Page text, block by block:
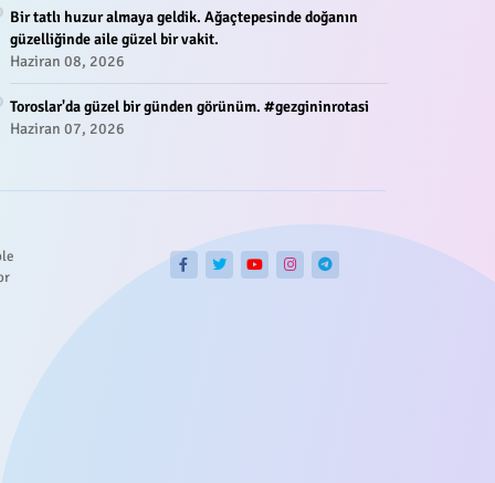
Bir tatlı huzur almaya geldik. Ağaçtepesinde doğanın
güzelliğinde aile güzel bir vakit.
Haziran 08, 2026
Toroslar'da güzel bir günden görünüm. #gezgininrotasi
Haziran 07, 2026